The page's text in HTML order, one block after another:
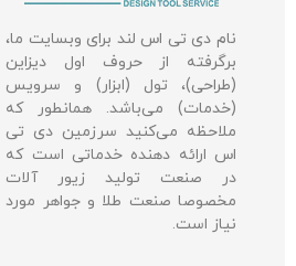
نام دی تی اس لند برای وبسایت ما،
برگرفته از حروف اول دیزاین
(طراحی)، تول (ابزار) و سرویس
(خدمات) می‌باشد. همانطور که
ملاحظه می‌کنید سرزمین دی تی
اس ارائه دهنده خدماتی است که
در صنعت تولید زیور آلات
مخصوصا صنعت طلا و جواهر مورد
نیاز است.